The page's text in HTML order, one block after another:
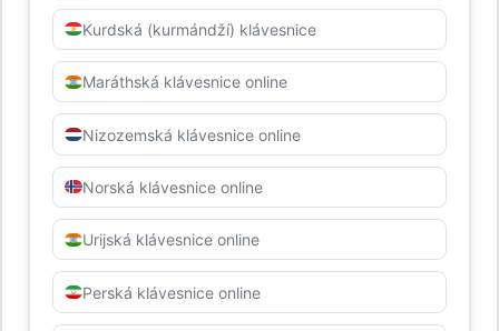
Kurdská (kurmándží) klávesnice
Maráthská klávesnice online
Nizozemská klávesnice online
Norská klávesnice online
Urijská klávesnice online
Perská klávesnice online